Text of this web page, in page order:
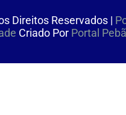
Direitos Reservados |
Criado Por Portal